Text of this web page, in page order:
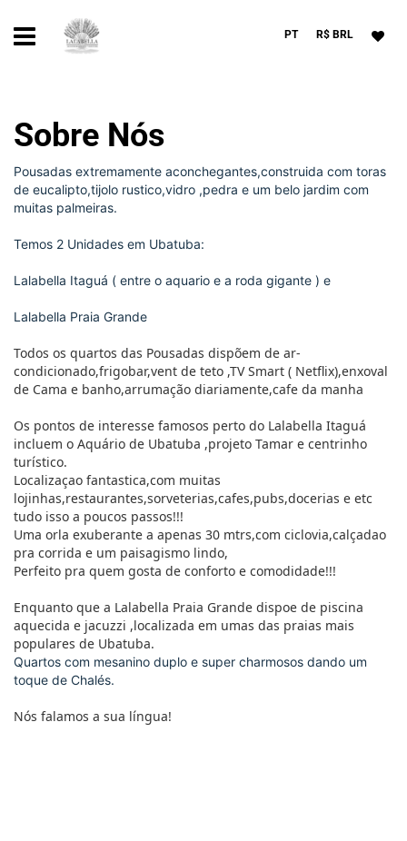
PT R$ BRL
Sobre Nós
Pousadas extremamente aconchegantes,construida com toras
de eucalipto,tijolo rustico,vidro ,pedra e um belo jardim com
muitas palmeiras.
Temos 2 Unidades em Ubatuba:
Lalabella Itaguá ( entre o aquario e a roda gigante ) e
Lalabella Praia Grande
Todos os quartos das Pousadas dispõem de ar-
condicionado,frigobar,vent de teto ,TV Smart ( Netflix),enxoval
de Cama e banho,arrumação diariamente,cafe da manha
Os pontos de interesse famosos perto do Lalabella Itaguá
incluem o Aquário de Ubatuba ,projeto Tamar e centrinho
turístico.
Localizaçao fantastica,com muitas
lojinhas,restaurantes,sorveterias,cafes,pubs,docerias e etc
tudo isso a poucos passos!!!
Uma orla exuberante a apenas 30 mtrs,com ciclovia,calçadao
pra corrida e um paisagismo lindo,
Perfeito pra quem gosta de conforto e comodidade!!!
Enquanto que a Lalabella Praia Grande dispoe de piscina
aquecida e jacuzzi ,localizada em umas das praias mais
populares de Ubatuba.
Quartos com mesanino duplo e super charmosos dando um
toque de Chalés.
Nós falamos a sua língua!